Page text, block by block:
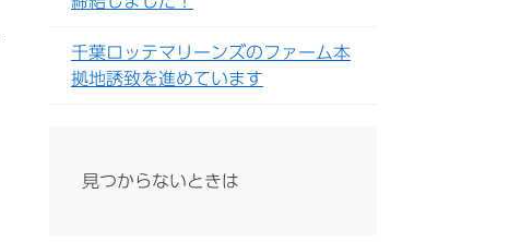
千葉ロッテマリーンズのファーム本
拠地誘致を進めています
見つからないときは